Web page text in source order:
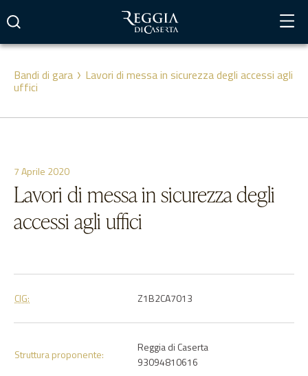
contenuto
Bandi di gara Lavori di messa in sicurezza degli accessi agli
uffici
7 Aprile 2020
Lavori di messa in sicurezza degli
accessi agli uffici
CIG: Z1B2CA7013
Struttura proponente:
Reggia di Caserta
93094810616